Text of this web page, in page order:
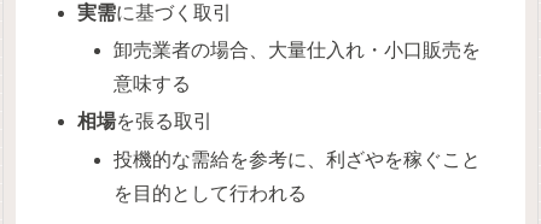
実需に基づく取引
卸売業者の場合、大量仕入れ・小口販売を
意味する
相場を張る取引
投機的な需給を参考に、利ざやを稼ぐこと
を目的として行われる